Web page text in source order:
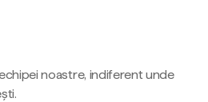
noastre, indiferent unde